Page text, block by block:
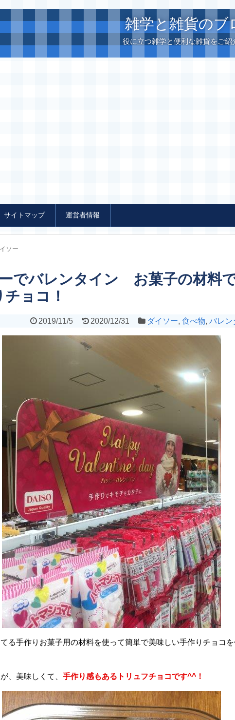
雑学と雑貨のブ
役に立つ雑学と便利な雑貨をご紹
サイトマップ 運営者情報
ソー
でバレンタイン お菓子の材料
ョコ！
2019/11/5 2020/12/31 ダイソー, 食べ物, バレン
る手作りお菓子用の材料を使って簡単で美味しい手作りチョコを
、美味しくて、 手作り感もあるトリュフチョコです^^！